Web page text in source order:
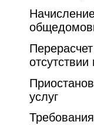
отсутствии
услуг